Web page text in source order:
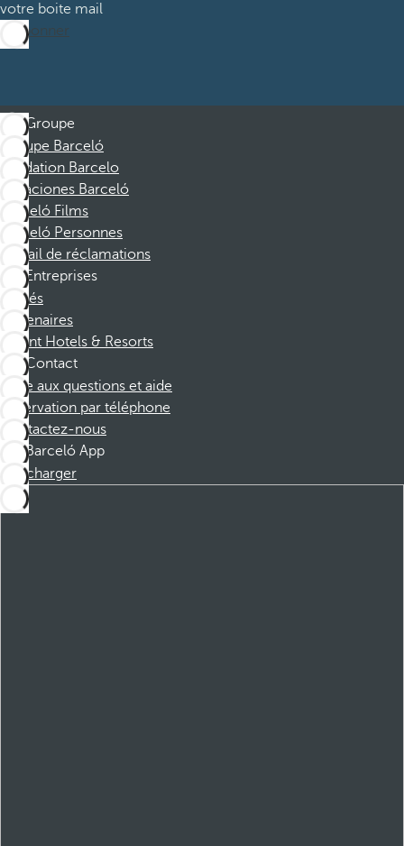
votre boite mail
M’abonner
Groupe
Groupe Barceló
Fondation Barcelo
Vacaciones Barceló
Barceló Films
Barceló Personnes
Portail de réclamations
Entreprises
Affiliés
Partenaires
Dorint Hotels & Resorts
Contact
Foire aux questions et aide
Réservation par téléphone
Contactez-nous
Barceló App
Télécharger